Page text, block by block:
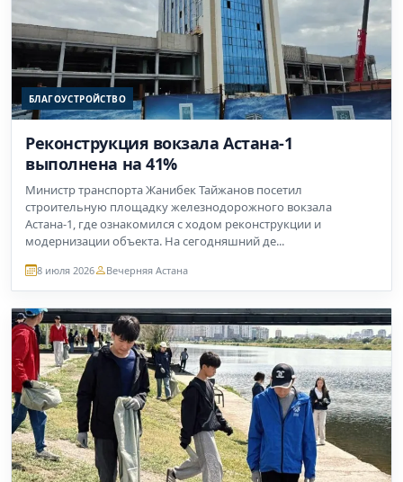
БЛАГОУСТРОЙСТВО
Реконструкция вокзала Астана-1
выполнена на 41%
Министр транспорта Жанибек Тайжанов посетил
строительную площадку железнодорожного вокзала
Астана-1, где ознакомился с ходом реконструкции и
модернизации объекта. На сегодняшний де...
8 июля 2026 Вечерняя Астана